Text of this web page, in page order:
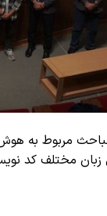
مربوط به هوش
زبان مختلف کد